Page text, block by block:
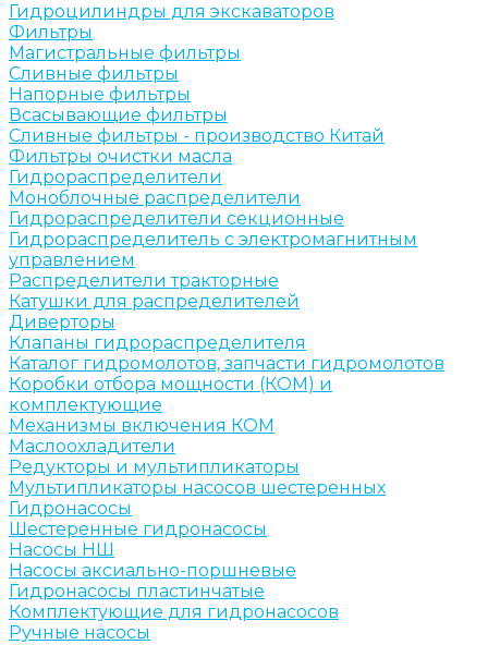
Гидроцилиндры для экскаваторов
Фильтры
Магистральные фильтры
Сливные фильтры
Напорные фильтры
Всасывающие фильтры
Сливные фильтры - производство Китай
Фильтры очистки масла
Гидрораспределители
Моноблочные распределители
Гидрораспределители секционные
Гидрораспределитель с электромагнитным
управлением
Распределители тракторные
Катушки для распределителей
Диверторы
Клапаны гидрораспределителя
Каталог гидромолотов, запчасти гидромолотов
Коробки отбора мощности (КОМ) и
комплектующие
Механизмы включения КОМ
Маслоохладители
Редукторы и мультипликаторы
Мультипликаторы насосов шестеренных
Гидронасосы
Шестеренные гидронасосы
Насосы НШ
Насосы аксиально-поршневые
Гидронасосы пластинчатые
Комплектующие для гидронасосов
Ручные насосы